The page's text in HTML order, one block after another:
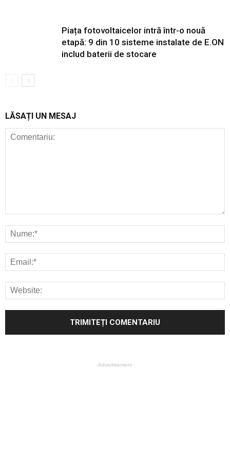
Piața fotovoltaicelor intră într-o nouă
etapă: 9 din 10 sisteme instalate de E.ON
includ baterii de stocare
LĂSAȚI UN MESAJ
- Advertisement -